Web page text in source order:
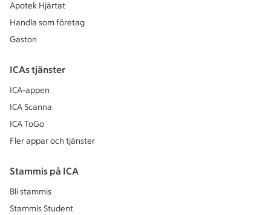
Apotek Hjärtat
Handla som företag
Gaston
ICAs tjänster
ICA-appen
ICA Scanna
ICA ToGo
Fler appar och tjänster
Stammis på ICA
Bli stammis
Stammis Student